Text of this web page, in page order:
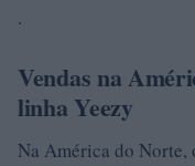
.
Vendas na
linha Yeezy
Na América do Norte,